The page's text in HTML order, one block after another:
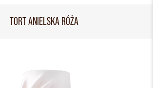
TORT ANIELSKA RÓŻA